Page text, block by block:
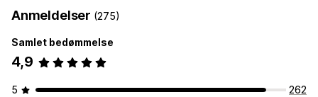
Anmeldelser (275)
Samlet bedømmelse
4,9
5
262